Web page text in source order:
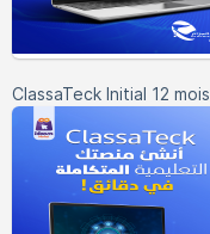
ClassaTeck Initial 12 mois